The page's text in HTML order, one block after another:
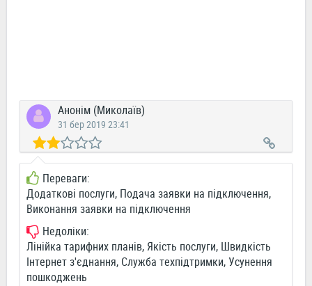
Анонім (Миколаїв)
31 бер 2019 23:41
Переваги:
Додаткові послуги, Подача заявки на підключення,
Виконання заявки на підключення
Недоліки:
Лінійка тарифних планів, Якість послуги, Швидкість
Інтернет з'єднання, Служба техпідтримки, Усунення
пошкоджень